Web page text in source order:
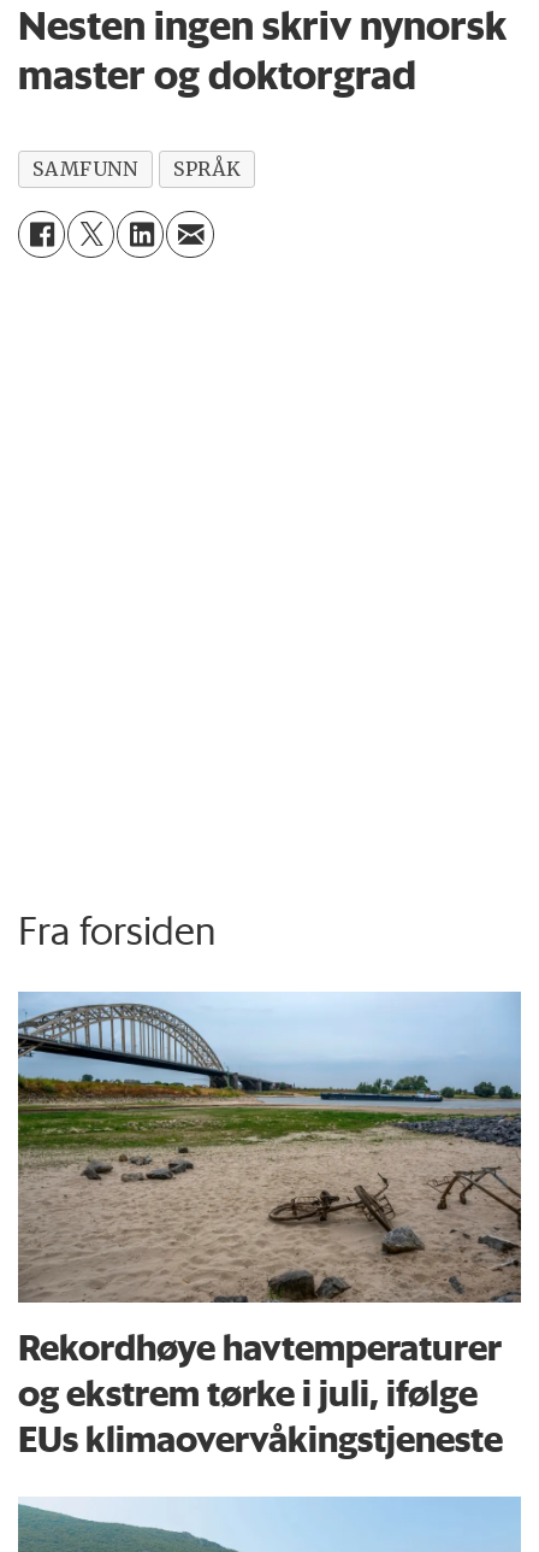
Nesten ingen skriv nynorsk
master og doktorgrad
SAMFUNN SPRÅK
Fra forsiden
Rekordhøye havtemperaturer
og ekstrem tørke i juli, ifølge
EUs klima­overvåkings­tjeneste